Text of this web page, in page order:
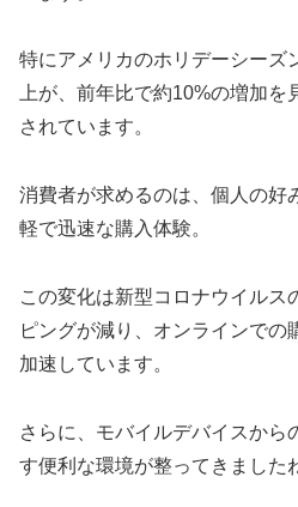
特にアメリカのホリデーシーズ
上が、前年比で約10%の増加
されています。
消費者が求めるのは、個人の好
軽で迅速な購入体験。
この変化は新型コロナウイルス
ピングが減り、オンラインでの
加速しています。
さらに、モバイルデバイスから
す便利な環境が整ってきました